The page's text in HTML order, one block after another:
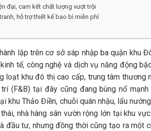
đại, cam kết chất lượng vượt trội
hỗ trợ thiết kế bao bì miễn phí
lập trên cơ sở sáp nhập ba quận khu
tế, công nghệ và dịch vụ năng động
loạt khu đô thị cao cấp, trung tâm
(F&B) tại đây cũng đang bùng nổ
khu Thảo Điền, chuỗi quán nhậu, lẩu
nhà hàng sân vườn rộng lớn tại khu
đầu tư, nhưng đồng thời cũng tạo ra một